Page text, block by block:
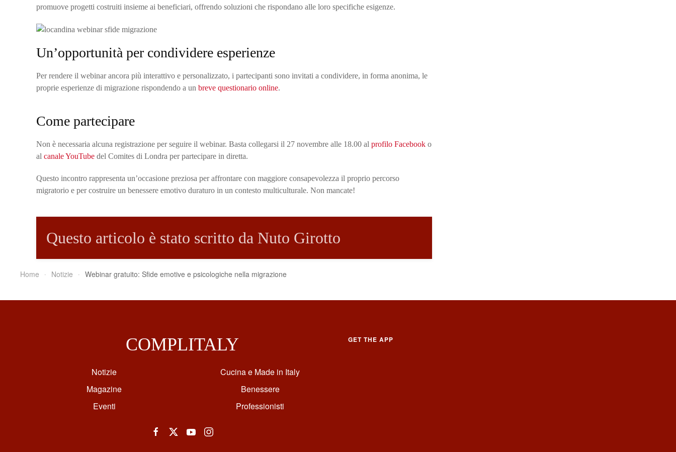
promuove progetti costruiti insieme ai beneficiari, offrendo soluzioni che rispondano alle loro specifiche esigenze.
Un’opportunità per condividere esperienze
Per rendere il webinar ancora più interattivo e personalizzato, i partecipanti sono invitati a condividere, in forma anonima, le
proprie esperienze di migrazione rispondendo a un breve questionario online.
Come partecipare
Non è necessaria alcuna registrazione per seguire il webinar. Basta collegarsi il 27 novembre alle 18.00 al profilo Facebook o
al canale YouTube del Comites di Londra per partecipare in diretta.
Questo incontro rappresenta un’occasione preziosa per affrontare con maggiore consapevolezza il proprio percorso
migratorio e per costruire un benessere emotivo duraturo in un contesto multiculturale. Non mancate!
Questo articolo è stato scritto da Nuto Girotto
Home Notizie Webinar gratuito: Sfide emotive e psicologiche nella migrazione
COMPLITALY
Notizie
Magazine
Eventi
Cucina e Made in Italy
Benessere
Professionisti
GET THE APP